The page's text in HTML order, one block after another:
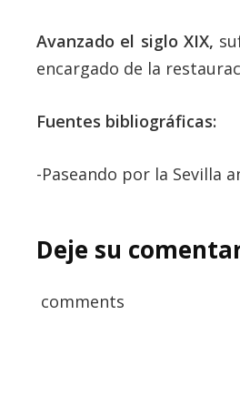
Avanzado el siglo XIX,
encargado de la
Fuentes bibliográficas:
-Paseando por la Sevilla
Deje su
comments